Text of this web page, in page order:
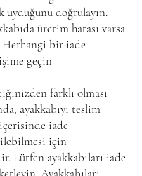
uyduğunu doğrulayın.
üretim hatası varsa
Herhangi bir iade
geçin
farklı olması
ayakkabıyı teslim
iade
için
Lütfen ayakkabıları iade